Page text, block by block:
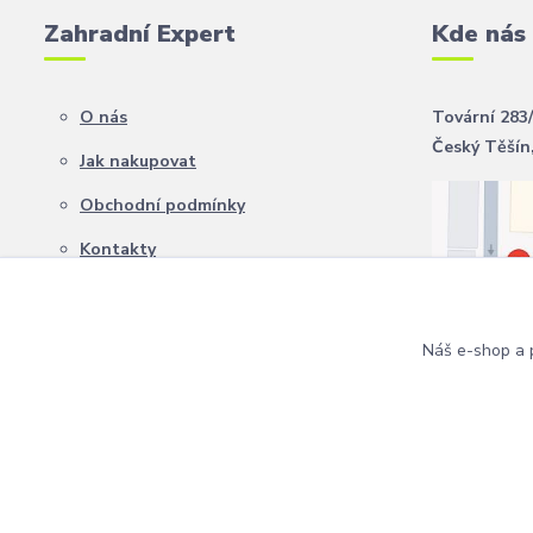
Zahradní Expert
O nás
Jak nakupovat
Obchodní podmínky
Kontakty
Kde
Tovární
Český
Náš e-shop a